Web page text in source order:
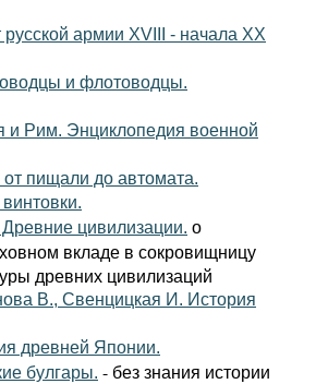
армии XVIII - начала XX
и флотоводцы.
и Рим. Энциклопедия военной
от пищали до автомата.
цивилизации. о
вкладе в сокровищницу
древних цивилизаций
В., Свенцицкая И. История
древней Японии.
булгары. - без знания истории